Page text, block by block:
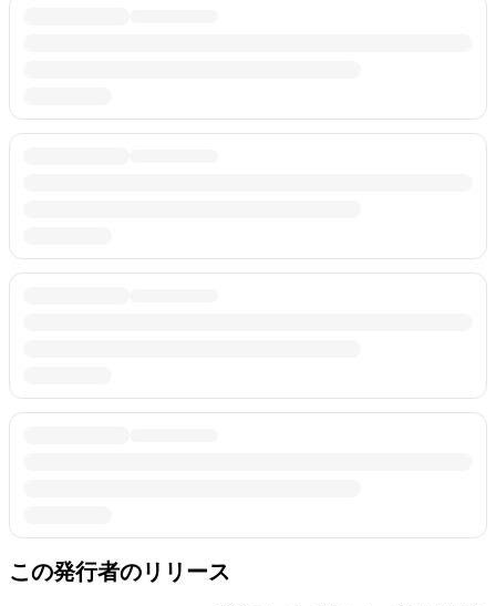
この発行者のリリース